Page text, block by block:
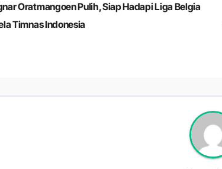
Oratmangoen Pulih, Siap Hadapi Liga Belgia
Timnas Indonesia